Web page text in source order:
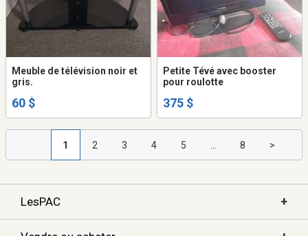
Meuble de télévision noir et
gris.
60 $
Petite Tévé avec booster
pour roulotte
375 $
1 2 3 4 5 8 >
LesPAC +